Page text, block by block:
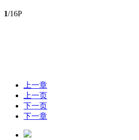
1/16P
上一章
上一页
下一页
下一章